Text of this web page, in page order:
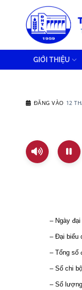
GIỚI THIỆU
ĐĂNG VÀO 12
– Ngày đại
– Đại biểu
– Tổng số
– Số chi
– Số